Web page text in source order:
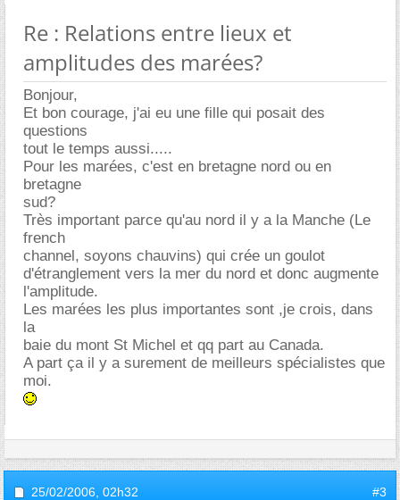
Re : Relations entre lieux et
amplitudes des marées?
Bonjour,
Et bon courage, j'ai eu une fille qui posait des
questions
tout le temps aussi.....
Pour les marées, c'est en bretagne nord ou en
bretagne
sud?
Très important parce qu'au nord il y a la Manche (Le
french
channel, soyons chauvins) qui crée un goulot
d'étranglement vers la mer du nord et donc augmente
l'amplitude.
Les marées les plus importantes sont ,je crois, dans
la
baie du mont St Michel et qq part au Canada.
A part ça il y a surement de meilleurs spécialistes que
moi.
25/02/2006, 02h32 #3